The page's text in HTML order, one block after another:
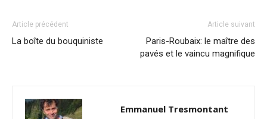
Article précédent
La boîte du bouquiniste
Article suivant
Paris-Roubaix: le maître des
pavés et le vaincu magnifique
Emmanuel Tresmontant